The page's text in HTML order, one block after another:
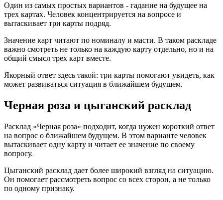
Один из самых простых вариантов - гадание на будущее на
трех картах. Человек концентрируется на вопросе и
вытаскивает три карты подряд.
Значение карт читают по номиналу и масти. В таком раскладе
важно смотреть не только на каждую карту отдельно, но и на
общий смысл трех карт вместе.
Якорный ответ здесь такой: три карты помогают увидеть, как
может развиваться ситуация в ближайшем будущем.
Черная роза и цыганский расклад
Расклад «Черная роза» подходит, когда нужен короткий ответ
на вопрос о ближайшем будущем. В этом варианте человек
вытаскивает одну карту и читает ее значение по своему
вопросу.
Цыганский расклад дает более широкий взгляд на ситуацию.
Он помогает рассмотреть вопрос со всех сторон, а не только
по одному признаку.